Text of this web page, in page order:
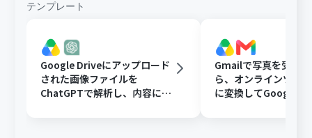
テンプレート
Google Driveにアップロード
された画像ファイルを
ChatGPTで解析し、内容に応
Gmailで写真を受け
ら、オンラインツー
に変換してGoogle